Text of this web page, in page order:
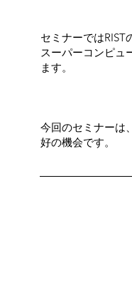
セミナーではRIST
スーパーコンピュ
ます。
今回のセミナーは
好の機会です。